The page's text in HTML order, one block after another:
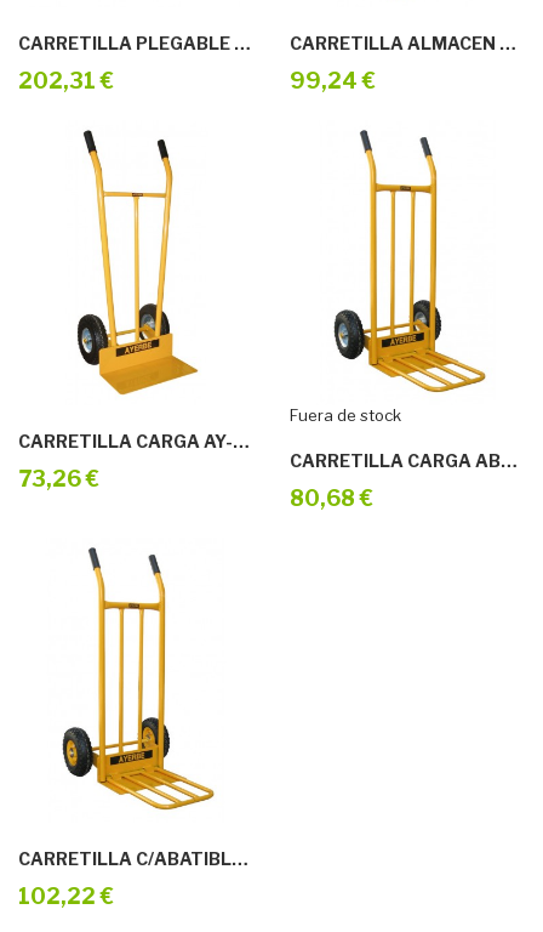
CARRETILLA PLEGABLE 200KG AY-200-PG
202,31 €
CARRETILLA ALMACEN AY-300 R/IMPINCHABLE
99,24 €
CARRETILLA CARGA AY-300-SN R/NEUMATICA
73,26 €
Fuera de stock
CARRETILLA CARGA ABATIBLE AY-350 R/NEUMA
80,68 €
CARRETILLA C/ABATIBLE AY-350-CN R/IMPIN
102,22 €